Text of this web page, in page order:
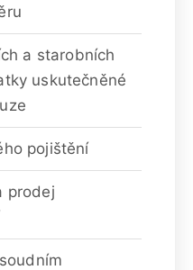
a starobních
uskutečněné
pojištění
prodej